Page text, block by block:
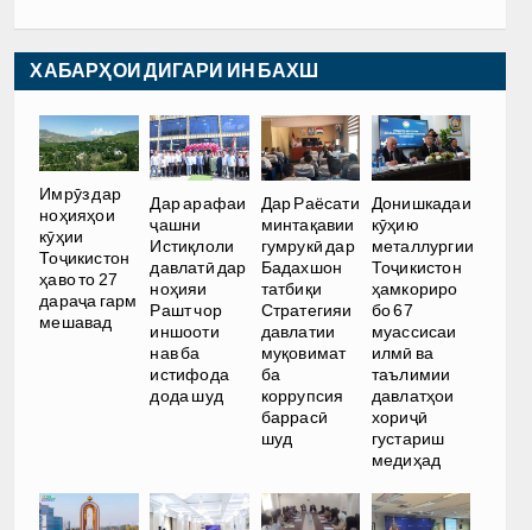
ХАБАРҲОИ ДИГАРИ ИН БАХШ
Имрӯз дар
ноҳияҳои
кӯҳии
Тоҷикистон
ҳаво то 27
дараҷа гарм
мешавад
Дар арафаи
ҷашни
Истиқлоли
давлатӣ дар
ноҳияи
Рашт чор
иншооти
нав ба
истифода
дода шуд
Дар Раёсати
минтақавии
гумрукӣ дар
Бадахшон
татбиқи
Стратегияи
давлатии
муқовимат
ба
коррупсия
баррасӣ
шуд
Донишкадаи
кӯҳию
металлургии
Тоҷикистон
ҳамкориро
бо 67
муассисаи
илмӣ ва
таълимии
давлатҳои
хориҷӣ
густариш
медиҳад